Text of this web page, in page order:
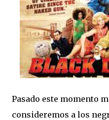
Pasado este momento
consideremos a los